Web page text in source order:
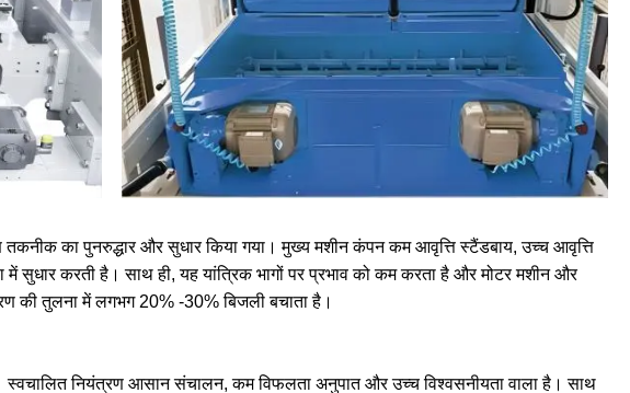
तकनीक का पुनरुद्धार और सुधार किया गया। मुख्य मशीन कंपन कम आवृत्ति स्टैंडबाय, उच्च आवृत्ति
सुधार करती है। साथ ही, यह यांत्रिक भागों पर प्रभाव को कम करता है और मोटर मशीन और
की तुलना में लगभग 20% -30% बिजली बचाता है।
स्वचालित नियंत्रण आसान संचालन, कम विफलता अनुपात और उच्च विश्वसनीयता वाला है। साथ